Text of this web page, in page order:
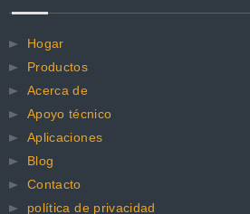
Hogar
Productos
Acerca de
Apoyo técnico
Aplicaciones
Blog
Contacto
política de privacidad